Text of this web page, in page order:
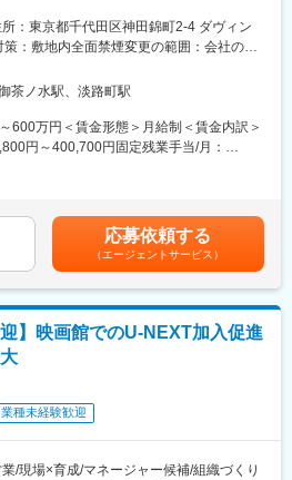
言語づくり
翻訳
理解や従業員との関係構築のため銀座本
しております。
ト体制：
とした研修プログラムを実施していま
理念・今後のビジョン（代表）
制の説明（人事）
門説明・ご挨拶
ステムの説明
修
あり（＊条件あり）
形にする」達成感！
も、海外展開やVR事業も積極的に進めて
カフェ事業を社内デザイナー・製造・営
メンバーと協力しながら、一つのプロジ
面白さがあります。幅広い作品とのコラ
休）・年間休日120日以上。フレックス・
ェ・催事など多様な形でIPの世界観を表
」、各種コラボカフェ・ポップアップス
QSCの向上と数値責任（PL管理）を持っ
きます。
：東京都千代田区神田錦町2-4 ダヴィン
：敷地内全面禁煙変更の範囲：会社の定
茶ノ水駅、淡路町駅
600万円＜賃金形態＞月給制＜賃金内訳＞
円～400,700円固定残業手当/月：
経営状況及び本人の能力により、随時改
金はあくまでも目安の金額であり、選考を
があります。月給(月額)は固定手当を含めた
応募依頼する
（エージェントサービス）
】映画館でのU-NEXT加入促進
業種未経験歓迎
業/現場×育成/マネージャー候補/組織づくり